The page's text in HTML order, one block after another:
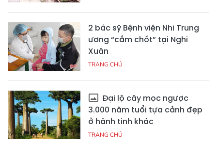
2 bác sỹ Bệnh viện Nhi Trung
ương “cắm chốt” tại Nghi
Xuân
TRANG CHỦ
Đại lộ cây mọc ngược
3.000 năm tuổi tựa cảnh đẹp
ở hành tinh khác
TRANG CHỦ